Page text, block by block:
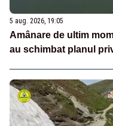
5 aug. 2026, 19:05
Amânare de ultim
au schimbat planul